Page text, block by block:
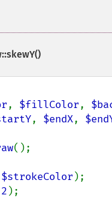
, $fillColor,
, $endX,
();
$strokeColor );
2 );